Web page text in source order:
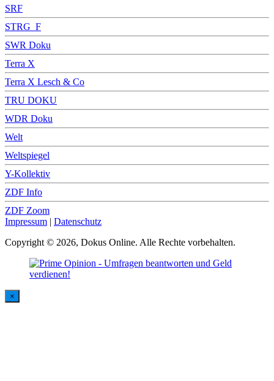
SRF
STRG_F
SWR Doku
Terra X
Terra X Lesch & Co
TRU DOKU
WDR Doku
Welt
Weltspiegel
Y-Kollektiv
ZDF Info
ZDF Zoom
Impressum | Datenschutz
Copyright © 2026, Dokus Online. Alle Rechte vorbehalten.
×